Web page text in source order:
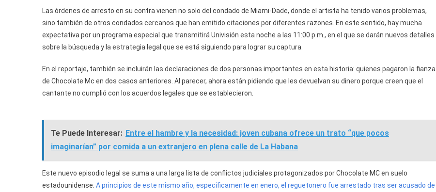
Las órdenes de arresto en su contra vienen no solo del condado de Miami-Dade, donde el artista ha tenido varios problemas,
sino también de otros condados cercanos que han emitido citaciones por diferentes razones. En este sentido, hay mucha
expectativa por un programa especial que transmitirá Univisión esta noche a las 11:00 p.m., en el que se darán nuevos detalles
sobre la búsqueda y la estrategia legal que se está siguiendo para lograr su captura.
En el reportaje, también se incluirán las declaraciones de dos personas importantes en esta historia: quienes pagaron la fianza
de Chocolate Mc en dos casos anteriores. Al parecer, ahora están pidiendo que les devuelvan su dinero porque creen que el
cantante no cumplió con los acuerdos legales que se establecieron.
Te Puede Interesar: Entre el hambre y la necesidad: joven cubana ofrece un trato “que pocos
imaginarían” por comida a un extranjero en plena calle de La Habana
Este nuevo episodio legal se suma a una larga lista de conflictos judiciales protagonizados por Chocolate MC en suelo
estadounidense. A principios de este mismo año, específicamente en enero, el reguetonero fue arrestado tras ser acusado de